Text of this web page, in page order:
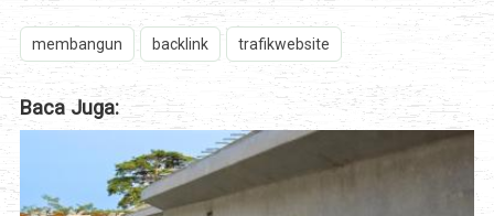
membangun backlink trafikwebsite
Baca Juga: